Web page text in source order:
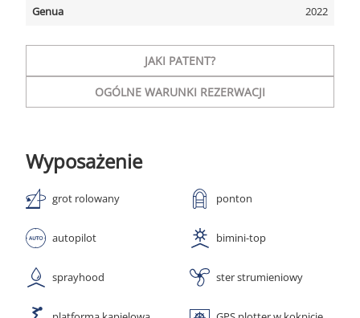
Genua
2022
JAKI PATENT?
OGÓLNE WARUNKI REZERWACJI
Wyposażenie
grot rolowany ponton
autopilot bimini-top
sprayhood ster strumieniowy